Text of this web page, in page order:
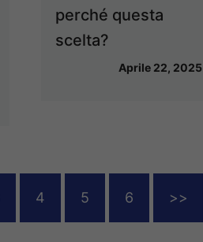
perché questa
scelta?
Aprile 22, 2025
4 5 6 >>